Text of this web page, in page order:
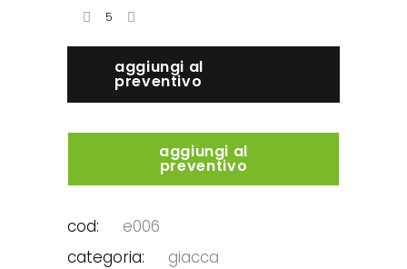
aggiungi al
preventivo
aggiungi al
preventivo
cod:
e006
categoria:
giacca